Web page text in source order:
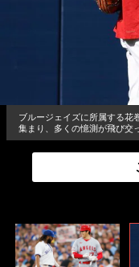
ブルージェイズに所属する花
集まり、多くの憶測が飛び